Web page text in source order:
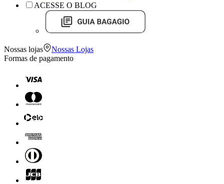
ACESSE O BLOG
Nossas lojas
Nossas Lojas
Formas de pagamento